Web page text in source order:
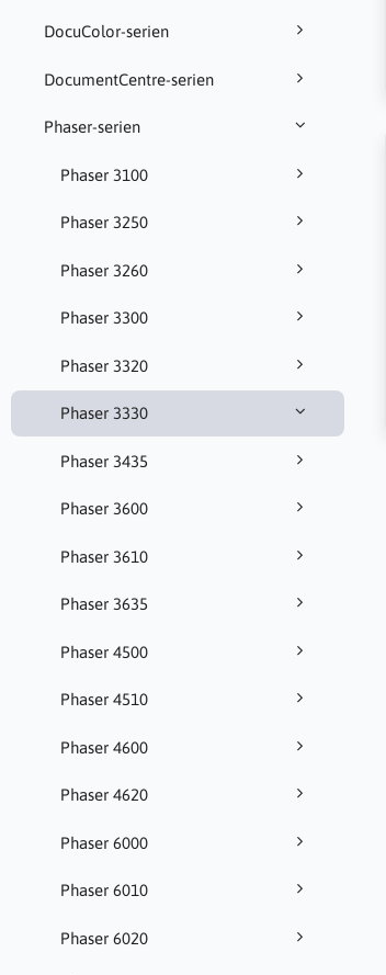
DocuColor-serien
DocumentCentre-serien
Phaser-serien
Phaser 3100
Phaser 3250
Phaser 3260
Phaser 3300
Phaser 3320
Phaser 3330
Phaser 3435
Phaser 3600
Phaser 3610
Phaser 3635
Phaser 4500
Phaser 4510
Phaser 4600
Phaser 4620
Phaser 6000
Phaser 6010
Phaser 6020